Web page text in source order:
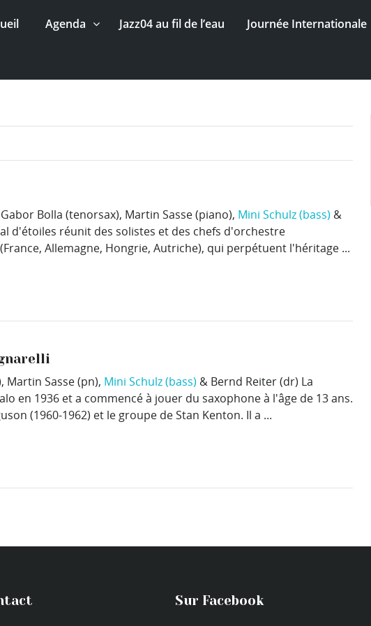
Agenda Jazz04 au fil de l’eau Journée Internationale
Bolla (tenorsax), Martin Sasse (piano), Mini Schulz (bass) &
d'étoiles réunit des solistes et des chefs d'orchestre
Allemagne, Hongrie, Autriche), qui perpétuent l'héritage ...
Martin Sasse (pn), Mini Schulz (bass) & Bernd Reiter (dr) La
en 1936 et a commencé à jouer du saxophone à l'âge de 13 ans.
(1960-1962) et le groupe de Stan Kenton. Il a ...
Sur Facebook